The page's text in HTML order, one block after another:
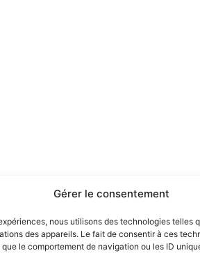
Gérer le consentement
nous utilisons des technologies telles
des appareils. Le fait de consentir à ces
le comportement de navigation ou les ID